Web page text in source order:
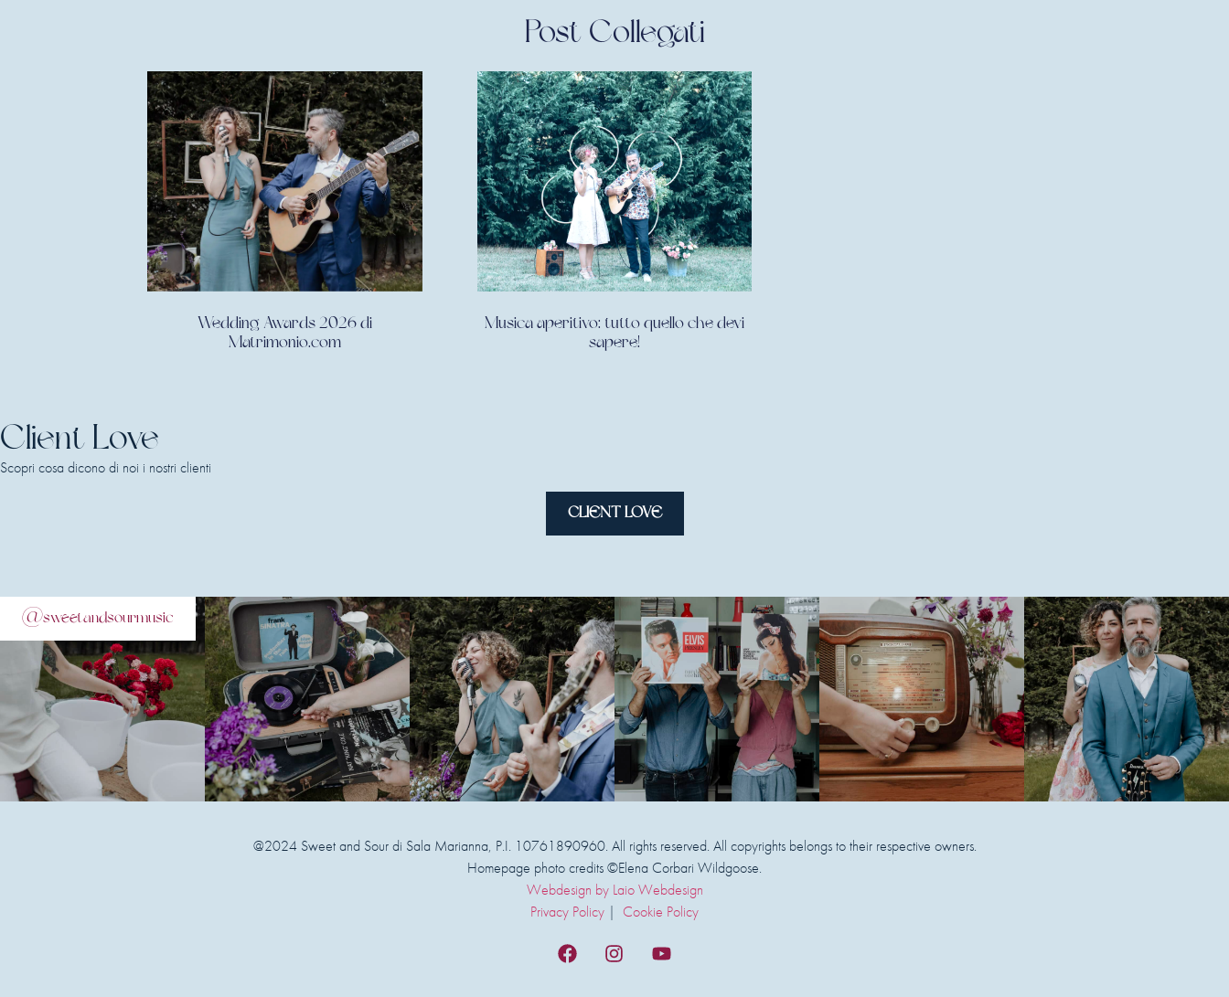
Post Collegati
Wedding Awards 2026 di
Matrimonio.com
Musica aperitivo: tutto quello che devi
sapere!
Client Love
Scopri cosa dicono di noi i nostri clienti
CLIENT LOVE
@sweetandsourmusic
@2024 Sweet and Sour di Sala Marianna, P.I. 10761890960. All rights reserved. All copyrights belongs to their respective owners.
Homepage photo credits ©Elena Corbari Wildgoose.
Webdesign by Laio Webdesign
Privacy Policy | Cookie Policy